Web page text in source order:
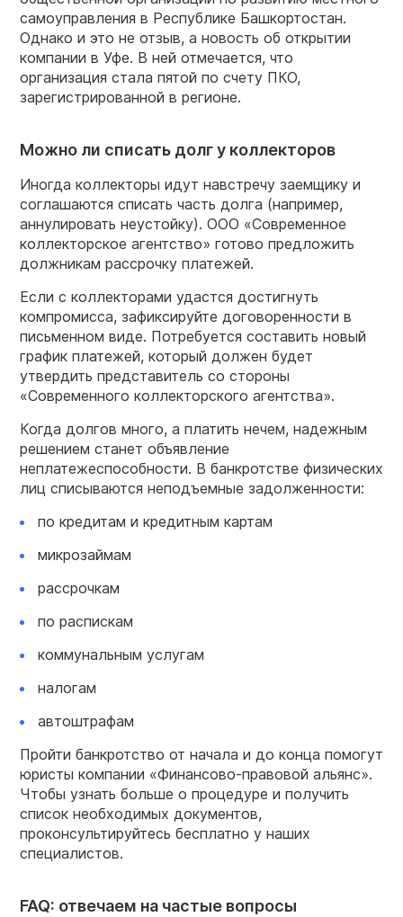
самоуправления в Республике Башкортостан.
Однако и это не отзыв, а новость об открытии
компании в Уфе. В ней отмечается, что
организация стала пятой по счету ПКО,
зарегистрированной в регионе.
Можно ли списать долг у коллекторов
Иногда коллекторы идут навстречу заемщику и
соглашаются списать часть долга (например,
аннулировать неустойку). ООО «Современное
коллекторское агентство» готово предложить
должникам рассрочку платежей.
Если с коллекторами удастся достигнуть
компромисса, зафиксируйте договоренности в
письменном виде. Потребуется составить новый
график платежей, который должен будет
утвердить представитель со стороны
«Современного коллекторского агентства».
Когда долгов много, а платить нечем, надежным
решением станет объявление
неплатежеспособности. В банкротстве физических
лиц списываются неподъемные задолженности:
по кредитам и кредитным картам
микрозаймам
рассрочкам
по распискам
коммунальным услугам
налогам
автоштрафам
Пройти банкротство от начала и до конца помогут
юристы компании «Финансово-правовой альянс».
Чтобы узнать больше о процедуре и получить
список необходимых документов,
проконсультируйтесь бесплатно у наших
специалистов.
FAQ: отвечаем на частые вопросы